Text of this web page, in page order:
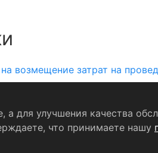
возмещение затрат на
персональных данных
Свидетельство о
для улучшения качества
что принимаете нашу